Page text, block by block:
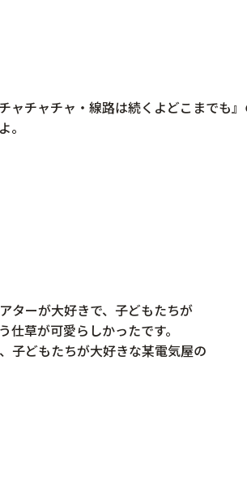
ャチャチャ・線路は続くよどこまでも
。
ターが大好きで、子どもたちが
草が可愛らしかったです。
子どもたちが大好きな某電気屋の